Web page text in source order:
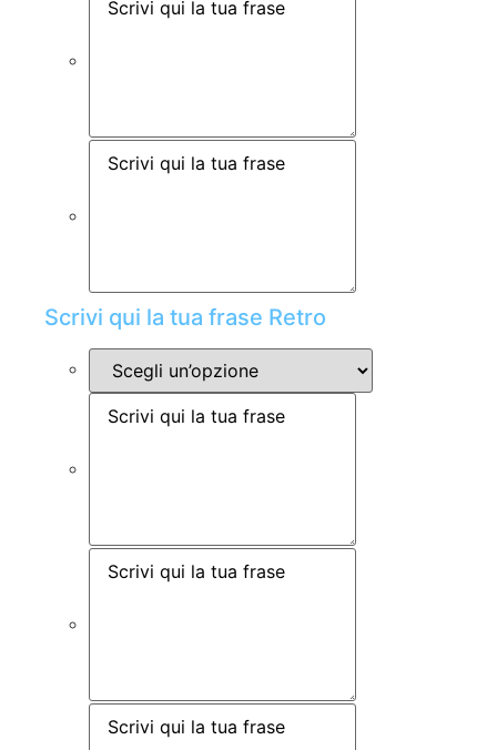
Scrivi qui la tua frase Retro